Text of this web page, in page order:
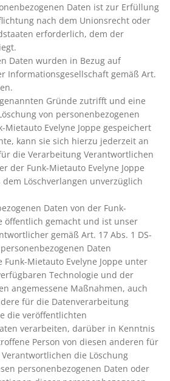
Daten ist zur Erfüllung
nach dem Unionsrecht oder
erforderlich, dem der
Daten wurden in Bezug auf
Informationsgesellschaft gemäß Art.
Gründe zutrifft und eine
von personenbezogenen
Mietauto Evelyne Joppe gespeichert
kann sie sich hierzu jederzeit an
die Verarbeitung Verantwortlichen
der Funk-Mietauto Evelyne Joppe
Löschverlangen unverzüglich
Daten von der Funk-
öffentlich gemacht und ist unser
gemäß Art. 17 Abs. 1 DS-
Daten
Mietauto Evelyne Joppe unter
Technologie und der
angemessene Maßnahmen, auch
für die Datenverarbeitung
die veröffentlichten
verarbeiten, darüber in Kenntnis
Person von diesen anderen für
die Löschung
personenbezogenen Daten oder